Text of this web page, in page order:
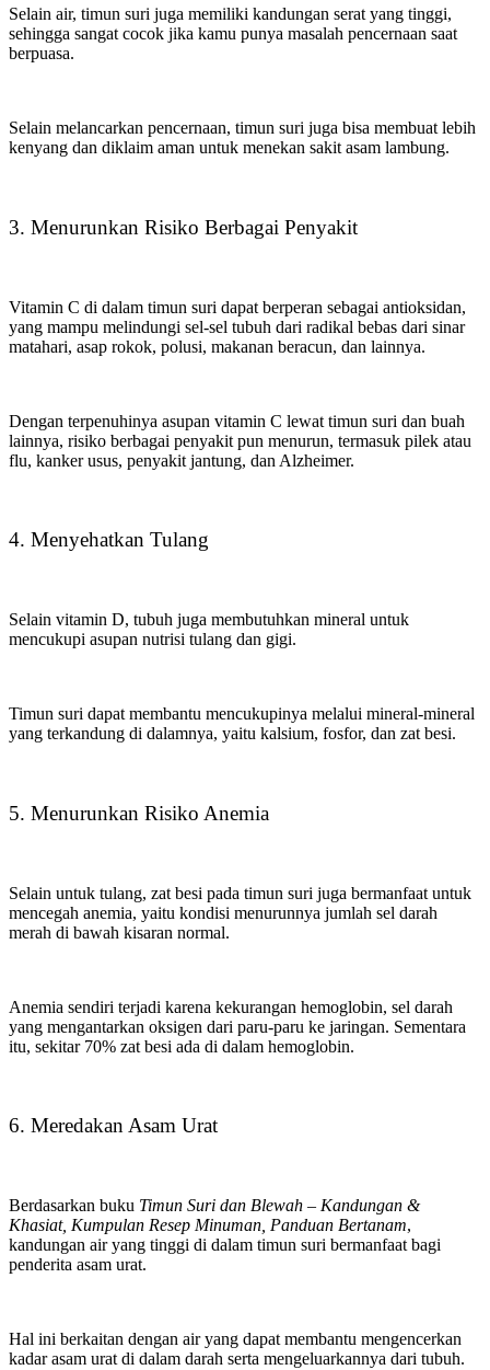
Selain air, timun suri juga memiliki kandungan serat yang tinggi,
sehingga sangat cocok jika kamu punya masalah pencernaan saat
berpuasa.
Selain melancarkan pencernaan, timun suri juga bisa membuat lebih
kenyang dan diklaim aman untuk menekan sakit asam lambung.
3. Menurunkan Risiko Berbagai Penyakit
Vitamin C di dalam timun suri dapat berperan sebagai antioksidan,
yang mampu melindungi sel-sel tubuh dari radikal bebas dari sinar
matahari, asap rokok, polusi, makanan beracun, dan lainnya.
Dengan terpenuhinya asupan vitamin C lewat timun suri dan buah
lainnya, risiko berbagai penyakit pun menurun, termasuk pilek atau
flu, kanker usus, penyakit jantung, dan Alzheimer.
4. Menyehatkan Tulang
Selain vitamin D, tubuh juga membutuhkan mineral untuk
mencukupi asupan nutrisi tulang dan gigi.
Timun suri dapat membantu mencukupinya melalui mineral-mineral
yang terkandung di dalamnya, yaitu kalsium, fosfor, dan zat besi.
5. Menurunkan Risiko Anemia
Selain untuk tulang, zat besi pada timun suri juga bermanfaat untuk
mencegah anemia, yaitu kondisi menurunnya jumlah sel darah
merah di bawah kisaran normal.
Anemia sendiri terjadi karena kekurangan hemoglobin, sel darah
yang mengantarkan oksigen dari paru-paru ke jaringan. Sementara
itu, sekitar 70% zat besi ada di dalam hemoglobin.
6. Meredakan Asam Urat
Berdasarkan buku Timun Suri dan Blewah – Kandungan &
Khasiat, Kumpulan Resep Minuman, Panduan Bertanam,
kandungan air yang tinggi di dalam timun suri bermanfaat bagi
penderita asam urat.
Hal ini berkaitan dengan air yang dapat membantu mengencerkan
kadar asam urat di dalam darah serta mengeluarkannya dari tubuh.